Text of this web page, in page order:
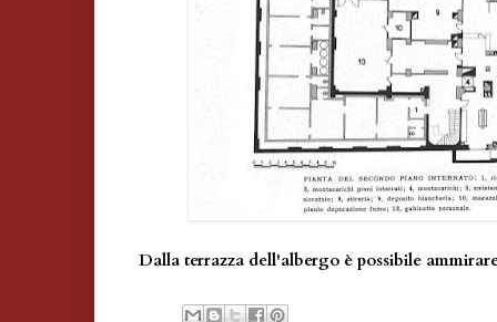
Dalla terrazza dell'albergo è possibile